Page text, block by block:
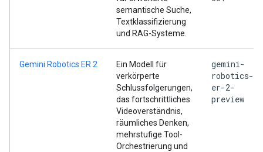
semantische Suche,
Textklassifizierung
und RAG-Systeme.
Gemini Robotics ER 2
Ein Modell für
verkörperte
Schlussfolgerungen,
das fortschrittliches
Videoverständnis,
räumliches Denken,
mehrstufige Tool-
Orchestrierung und
gemini-
robotics-
er-2-
preview